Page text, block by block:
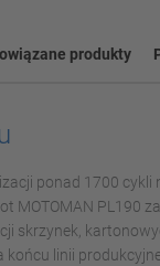
produkty
ponad 1700 cykli
MOTOMAN PL190
skrzynek,
linii